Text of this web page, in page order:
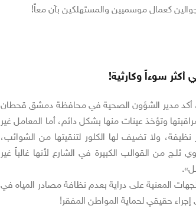
كعمال موسميين والمستهلكين بآن معاً!
أكثر سوءاً وكارثية!
«أثر برس»، أكد مدير الشؤون الصحية في محافظة دمشق قحطان
وتؤخذ عينات منها بشكل دائم، أما المعامل غير
ولا تضيف لها الكلور لتنقيتها من الشوائب،
ثلـج من القوالب الكبيرة في الشارع لأنها غالباً غير
المعنية على دراية بعدم نظافة مصادر المياه في
حقيقي لحماية المواطن المفقر!